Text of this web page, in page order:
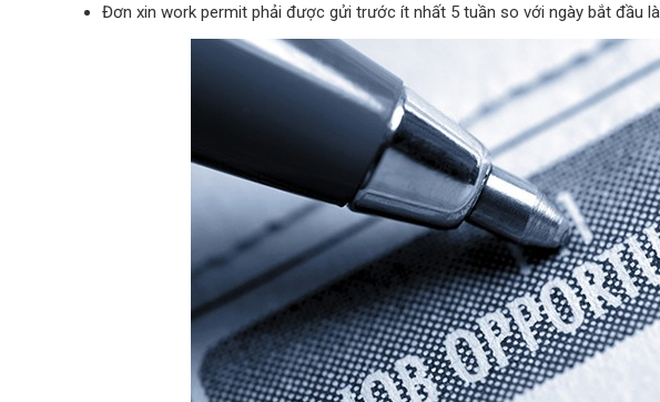
Đơn xin work permit phải được gửi trước ít nhất 5 tuần so với ngày bắt đầu